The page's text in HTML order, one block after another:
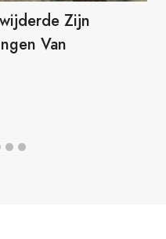
Zijn
Van